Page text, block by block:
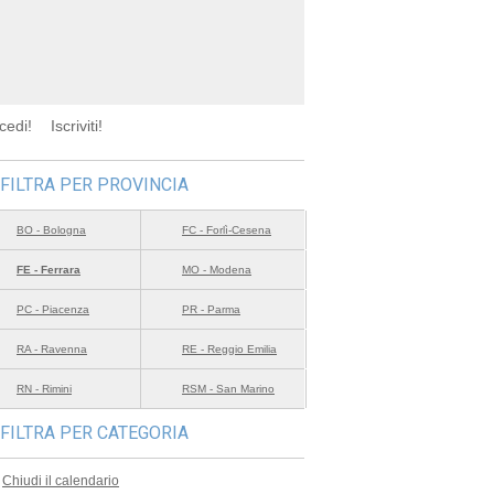
Iscriviti!
FILTRA PER PROVINCIA
BO - Bologna FC - Forlì-Cesena
FE - Ferrara MO - Modena
PC - Piacenza PR - Parma
RA - Ravenna RE - Reggio Emilia
RN - Rimini RSM - San Marino
FILTRA PER CATEGORIA
Chiudi il calendario